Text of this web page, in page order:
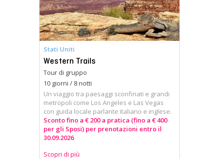
Stati Uniti
Western Trails
Tour di gruppo
10 giorni / 8 notti
Un viaggio tra paesaggi sconfinati e grandi
metropoli come Los Angeles e Las Vegas
con guida locale parlante italiano e inglese.
Sconto fino a € 200 a pratica (fino a € 400
per gli Sposi) per prenotazioni entro il
30.09.2026
Scopri di più